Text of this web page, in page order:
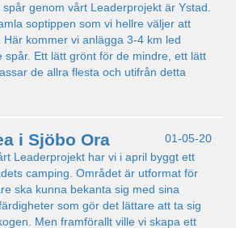
genom vårt Leaderprojekt är Ystad.
soptippen som vi hellre väljer att
Här kommer vi anlägga 3-4 km led
spår. Ett lätt grönt för de mindre, ett lätt
de allra flesta och utifrån detta
01-05-20
i Sjöbo Ora
Leaderprojekt har vi i april byggt ett
camping. Området är utformat för
ska kunna bekanta sig med sina
som gör det lättare att ta sig
Men framförallt ville vi skapa ett